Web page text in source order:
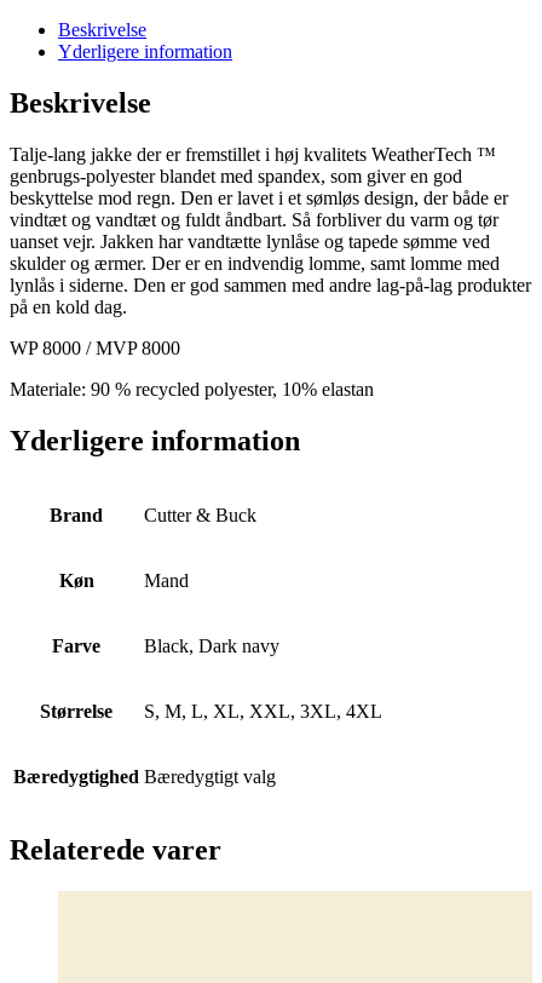
Jakke
M
Beskrivelse
Yderligere information
Beskrivelse
Talje-lang jakke der er fremstillet i høj kvalitets WeatherTech ™
genbrugs-polyester blandet med spandex, som giver en god
beskyttelse mod regn. Den er lavet i et sømløs design, der både er
vindtæt og vandtæt og fuldt åndbart. Så forbliver du varm og tør
uanset vejr. Jakken har vandtætte lynlåse og tapede sømme ved
skulder og ærmer. Der er en indvendig lomme, samt lomme med
lynlås i siderne. Den er god sammen med andre lag-på-lag produkter
på en kold dag.
WP 8000 / MVP 8000
Materiale: 90 % recycled polyester, 10% elastan
Yderligere information
Brand Cutter & Buck
Køn Mand
Farve Black, Dark navy
Størrelse S, M, L, XL, XXL, 3XL, 4XL
Bæredygtighed Bæredygtigt valg
Relaterede varer